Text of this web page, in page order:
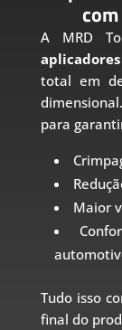
A MRD
total em
para
Maior
Tudo isso
final do